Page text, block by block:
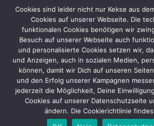
Erfahre mehr in der Datenschutzerklärung
Kontakt :: Bildnachweise ::Datenschutz
© 2026 by Tante-
Graceful Theme byOptima
Cookies sind leider nicht nur Kekse aus
Cookies auf unserer Webseite. Die
funktionalen Cookies benötigen wir
Besuch auf unserer Webseite auch
und personalisierte Cookies setzen wir,
und Anzeigen, auch in sozialen Medien,
können, damit wir Dich auf unseren
und den Erfolg unserer Kampagnen
jederzeit die Möglichkeit, Deine
Cookies auf unserer Datenschutzseite
ändern. Die Cookierichtlinie